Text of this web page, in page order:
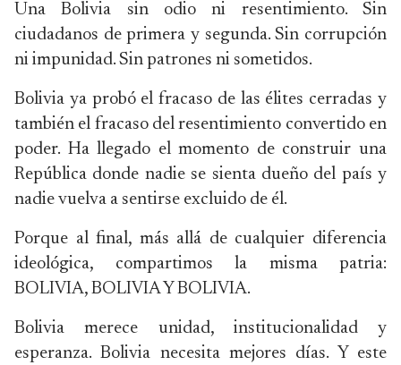
Una Bolivia sin odio ni resentimiento. Sin
ciudadanos de primera y segunda. Sin corrupción
ni impunidad. Sin patrones ni sometidos.
Bolivia ya probó el fracaso de las élites cerradas y
también el fracaso del resentimiento convertido en
poder. Ha llegado el momento de construir una
República donde nadie se sienta dueño del país y
nadie vuelva a sentirse excluido de él.
Porque al final, más allá de cualquier diferencia
ideológica, compartimos la misma patria:
BOLIVIA, BOLIVIA Y BOLIVIA.
Bolivia merece unidad, institucionalidad y
esperanza. Bolivia necesita mejores días. Y este